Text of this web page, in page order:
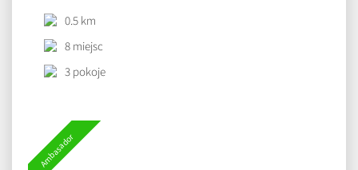
0.5 km
8 miejsc
3 pokoje
Ambasador